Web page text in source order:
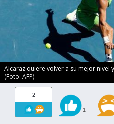
Alcaraz quiere volver a su mejor nivel
(Foto: AFP)
2
1